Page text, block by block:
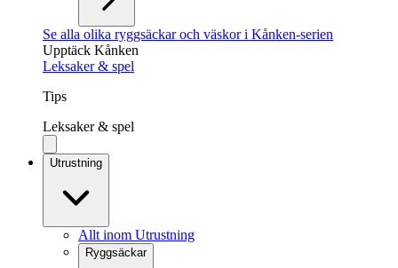
Se alla olika ryggsäckar och väskor i Kånken-serien
Upptäck Kånken
Leksaker & spel
Tips
Leksaker & spel
Utrustning
Allt inom Utrustning
Ryggsäckar